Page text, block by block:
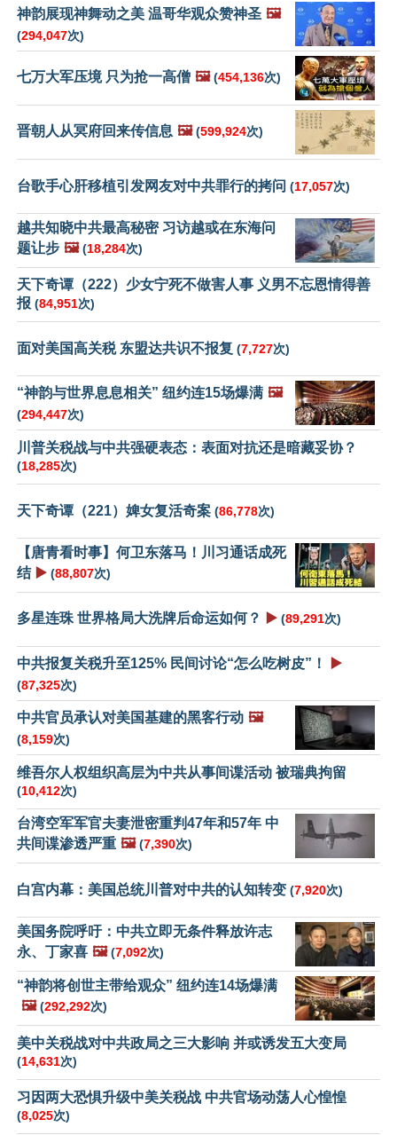
神韵展现神舞动之美 温哥华观众赞神圣 🖼️
(294,047次)
七万大军压境 只为抢一高僧 🖼️ (454,136次)
晋朝人从冥府回来传信息 🖼️ (599,924次)
台歌手心肝移植引发网友对中共罪行的拷问 (17,057次)
越共知晓中共最高秘密 习访越或在东海问
题让步 🖼️ (18,284次)
天下奇谭（222）少女宁死不做害人事 义男不忘恩情得善
报 (84,951次)
面对美国高关税 东盟达共识不报复 (7,727次)
“神韵与世界息息相关” 纽约连15场爆满 🖼️
(294,447次)
川普关税战与中共强硬表态：表面对抗还是暗藏妥协？
(18,285次)
天下奇谭（221）婢女复活奇案 (86,778次)
【唐青看时事】何卫东落马！川习通话成死
结 ▶️ (88,807次)
多星连珠 世界格局大洗牌后命运如何？ ▶️ (89,291次)
中共报复关税升至125% 民间讨论“怎么吃树皮”！ ▶️
(87,325次)
中共官员承认对美国基建的黑客行动 🖼️
(8,159次)
维吾尔人权组织高层为中共从事间谍活动 被瑞典拘留
(10,412次)
台湾空军军官夫妻泄密重判47年和57年 中
共间谍渗透严重 🖼️ (7,390次)
白宫内幕：美国总统川普对中共的认知转变 (7,920次)
美国务院呼吁：中共立即无条件释放许志
永、丁家喜 🖼️ (7,092次)
“神韵将创世主带给观众” 纽约连14场爆满
🖼️ (292,292次)
美中关税战对中共政局之三大影响 并或诱发五大变局
(14,631次)
习因两大恐惧升级中美关税战 中共官场动荡人心惶惶
(8,025次)